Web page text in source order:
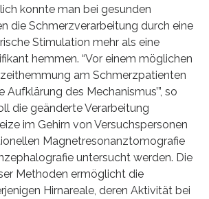
konnte man bei gesunden
die Schmerzverarbeitung durch eine
Stimulation mehr als eine
hemmen. “Vor einem möglichen
am Schmerzpatienten
des Mechanismus’”, so
die geänderte Verarbeitung
im Gehirn von Versuchspersonen
Magnetresonanztomografie
untersucht werden. Die
Methoden ermöglicht die
Hirnareale, deren Aktivität bei